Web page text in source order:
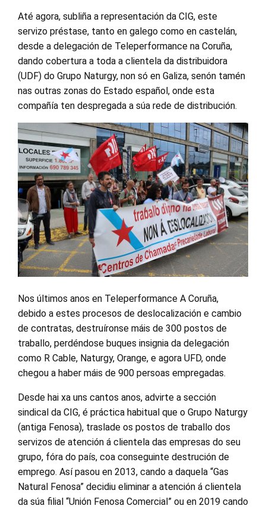
Até agora, subliña a representación da CIG, este
servizo préstase, tanto en galego como en castelán,
desde a delegación de Teleperformance na Coruña,
dando cobertura a toda a clientela da distribuidora
(UDF) do Grupo Naturgy, non só en Galiza, senón tamén
nas outras zonas do Estado español, onde esta
compañía ten despregada a súa rede de distribución.
Nos últimos anos en Teleperformance A Coruña,
debido a estes procesos de deslocalización e cambio
de contratas, destruíronse máis de 300 postos de
traballo, perdéndose buques insignia da delegación
como R Cable, Naturgy, Orange, e agora UFD, onde
chegou a haber máis de 900 persoas empregadas.
Desde hai xa uns cantos anos, advirte a sección
sindical da CIG, é práctica habitual que o Grupo Naturgy
(antiga Fenosa), traslade os postos de traballo dos
servizos de atención á clientela das empresas do seu
grupo, fóra do país, coa conseguinte destrución de
emprego. Así pasou en 2013, cando a daquela “Gas
Natural Fenosa” decidiu eliminar a atención á clientela
da súa filial “Unión Fenosa Comercial” ou en 2019 cando